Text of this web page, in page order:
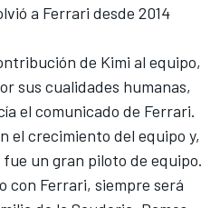
a Ferrari desde 2014
de Kimi al equipo,
sus cualidades humanas,
el comunicado de Ferrari.
el crecimiento del equipo y,
un gran piloto de equipo.
con Ferrari, siempre será